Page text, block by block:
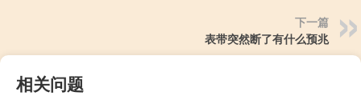
下一篇
表带突然断了有什么预兆
相关问题